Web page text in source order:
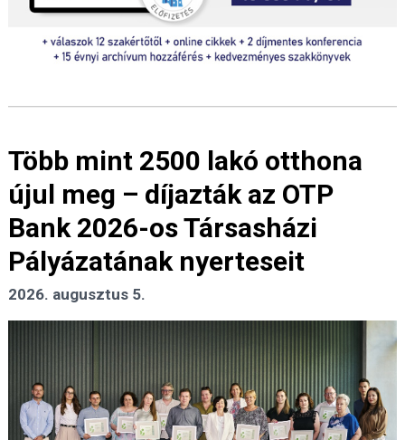
Több mint 2500 lakó otthona
újul meg – díjazták az OTP
Bank 2026-os Társasházi
Pályázatának nyerteseit
2026. augusztus 5.